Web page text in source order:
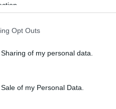
Opt Outs
of my personal data.
of my Personal Data.